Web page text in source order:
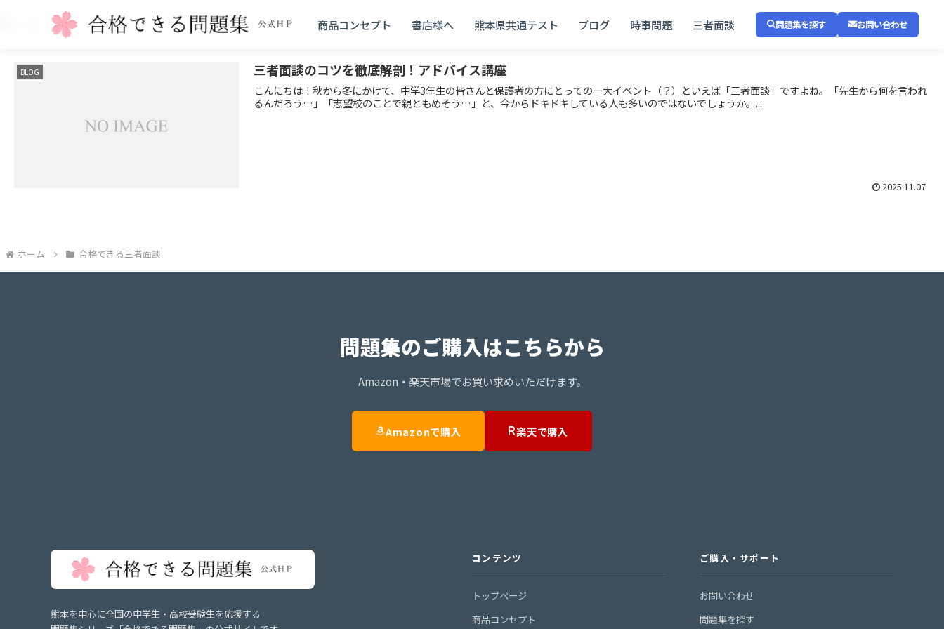
商品コンセプト 書店様へ 熊本県共通テスト ブログ 時事問題 三者面談 問題集を探す お問い合わせ
合格できる三者面談
BLOG 三者面談のコツを徹底解剖！アドバイス講座
こんにちは！秋から冬にかけて、中学3年生の皆さんと保護者の方にとっての一大イベント（？）といえば「三者面談」ですよね。「先生から何を言われ
るんだろう…」「志望校のことで親ともめそう…」と、今からドキドキしている人も多いのではないでしょうか。...
2025.11.07
ホーム 合格できる三者面談
問題集のご購入はこちらから
Amazon・楽天市場でお買い求めいただけます。
Amazonで購入 楽天で購入
熊本を中心に全国の中学生・高校受験生を応援する
コンテンツ
トップページ
商品コンセプト
ご購入・サポート
お問い合わせ
問題集を探す